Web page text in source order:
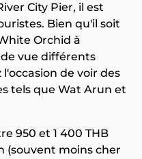
City Pier, il est
Bien qu'il soit
Orchid à
vue différents
l'occasion de voir des
tels que Wat Arun et
950 et 1 400 THB
(souvent moins cher